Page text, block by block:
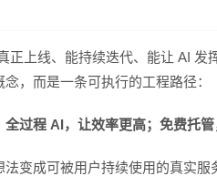
正上线、能持续迭代、能让 AI 发
，而是一条可执行的工程路径：
过程 AI，让效率更高；免费托
法变成可被用户持续使用的真实服